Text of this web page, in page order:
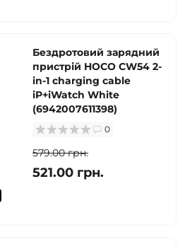
Бездротовий зарядний
пристрій HOCO CW54 2-
in-1 charging cable
iP+iWatch White
(6942007611398)
0
579.00 грн.
521.00 грн.